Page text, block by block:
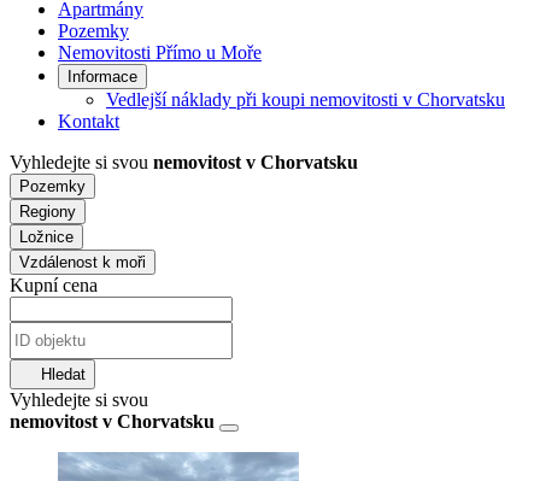
Apartmány
Pozemky
Nemovitosti Přímo u Moře
Informace
Vedlejší náklady při koupi nemovitosti v Chorvatsku
Kontakt
Vyhledejte si svou nemovitost v Chorvatsku
Pozemky
Regiony
Ložnice
Vzdálenost k moři
Kupní cena
Hledat
Vyhledejte si svou
nemovitost v Chorvatsku